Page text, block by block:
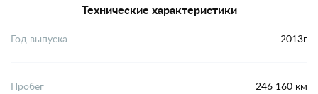
Технические характеристики
Год выпуска 2013г
Пробег 246 160 км